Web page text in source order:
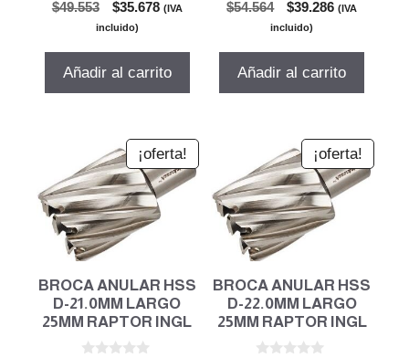
d
$49.553
El
precio
era:
$35.678El
es:
(IVA
incluido)
Añadir al carrito
d
$54.564
El
precio
era:
$39.286El
es:
(IVA
incluido)
Añadir al carrito
¡oferta!
BROCA ANULAR HSS
D-21.0MM LARGO
25MM RAPTOR INGL
¡oferta!
BROCA ANULAR HSS
D-22.0MM LARGO
25MM RAPTOR INGL